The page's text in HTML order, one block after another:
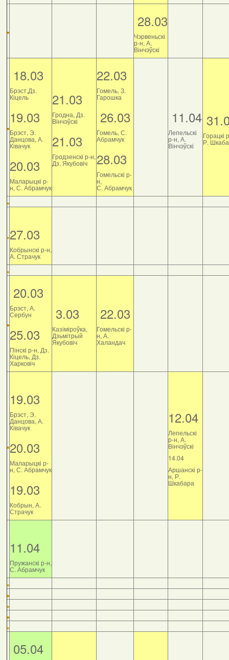
28.03
Чэрвеньскі
р-н, А.
Вінчэўскі
18.03
Брэст,Дз.
Кіцель
19.03
Брэст, Э.
Данцова, А.
Ківачук
20.03
Маларыцкі р-
н, С. Абрамчук
21.03
Гродна, Дз.
Вінчэўскі
21.03
Гродзенскі р-н,
Дз. Якубовіч
22.03
Гомель, З.
Гарошка
26.03
Гомель, С.
Абрамчук
28.03
Гомельскі р-
н,
С. Абрамчук
11.04
Лепельскі
р-н, А.
Вінчэўскі
Горацкі
Р.
27.03
Кобрынскі р-н,
А. Страчук
20.03
Брэст, А.
Сербун
25.03
Пінскі р-н, Дз.
Кіцель, Дз.
Харковіч
3.03
Казіміроўка,
Дзьмітрый
Якубовіч
22.03
Гомельскі р-
н, А.
Халандач
19.03
Брэст, Э.
Данцова, А.
Ківачук
20.03
Маларыцкі р-
н, С. Абрамчук
19.03
Кобрын, А.
Страчук
12.04
Лепельскі
р-н, А.
Вінчэўскі
14.04
Аршанскі р-
н, Р.
Шкабара
11.04
Пружанскі р-н,
С. Абрамчук
05.04